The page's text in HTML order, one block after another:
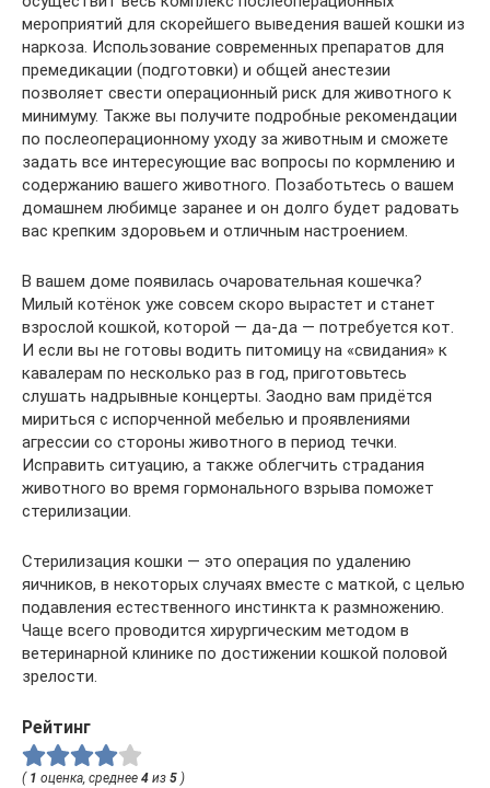
мероприятий для скорейшего выведения вашей кошки из
наркоза. Использование современных препаратов для
премедикации (подготовки) и общей анестезии
позволяет свести операционный риск для животного к
минимуму. Также вы получите подробные рекомендации
по послеоперационному уходу за животным и сможете
задать все интересующие вас вопросы по кормлению и
содержанию вашего животного. Позаботьтесь о вашем
домашнем любимце заранее и он долго будет радовать
вас крепким здоровьем и отличным настроением.
В вашем доме появилась очаровательная кошечка?
Милый котёнок уже совсем скоро вырастет и станет
взрослой кошкой, которой — да-да — потребуется кот.
И если вы не готовы водить питомицу на «свидания» к
кавалерам по несколько раз в год, приготовьтесь
слушать надрывные концерты. Заодно вам придётся
мириться с испорченной мебелью и проявлениями
агрессии со стороны животного в период течки.
Исправить ситуацию, а также облегчить страдания
животного во время гормонального взрыва поможет
стерилизации.
Стерилизация кошки — это операция по удалению
яичников, в некоторых случаях вместе с маткой, с целью
подавления естественного инстинкта к размножению.
Чаще всего проводится хирургическим методом в
ветеринарной клинике по достижении кошкой половой
зрелости.
Рейтинг
( 1 оценка, среднее 4 из 5 )